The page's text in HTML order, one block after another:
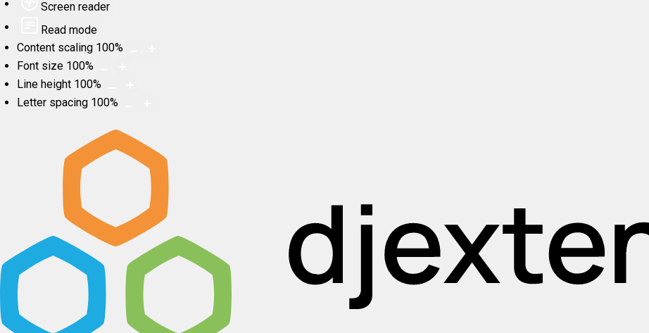
Screen reader
Read mode
Content scaling 100%
Font size 100%
Line height 100%
Letter spacing 100%